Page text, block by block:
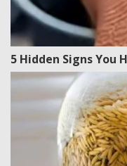
5 Hidden Signs You